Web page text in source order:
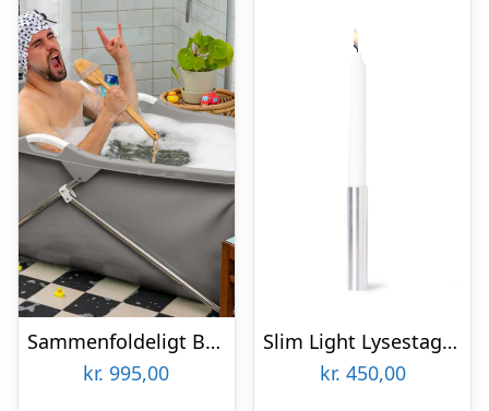
Sammenfoldeligt Badekar – Zenkuru
kr. 995,00
Slim Light Lysestage, Stål – 14 cm
kr. 450,00